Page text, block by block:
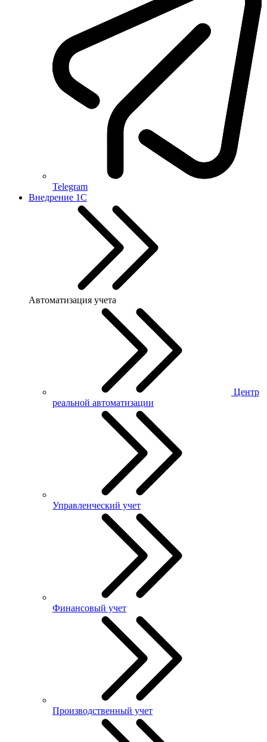
Telegram
Внедрение 1С
Автоматизация учета
Центр
реальной автоматизации
Управленческий учет
Финансовый учет
Производственный учет